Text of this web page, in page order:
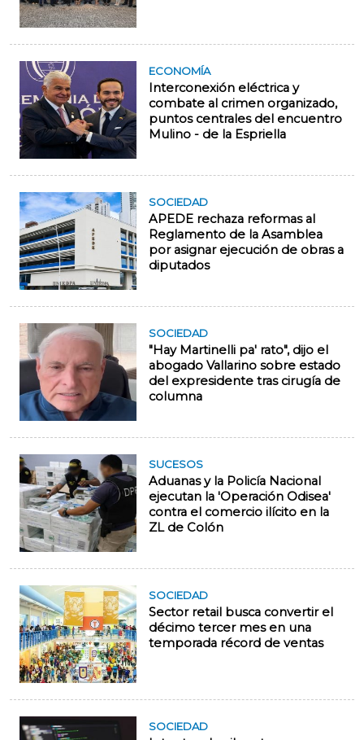
ECONOMÍA
Interconexión eléctrica y
combate al crimen organizado,
puntos centrales del encuentro
Mulino - de la Espriella
SOCIEDAD
APEDE rechaza reformas al
Reglamento de la Asamblea
por asignar ejecución de obras a
diputados
SOCIEDAD
"Hay Martinelli pa' rato", dijo el
abogado Vallarino sobre estado
del expresidente tras cirugía de
columna
SUCESOS
Aduanas y la Policía Nacional
ejecutan la 'Operación Odisea'
contra el comercio ilícito en la
ZL de Colón
SOCIEDAD
Sector retail busca convertir el
décimo tercer mes en una
temporada récord de ventas
SOCIEDAD